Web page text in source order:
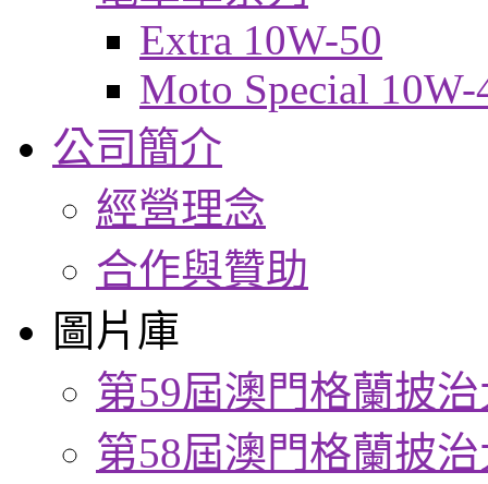
Extra 10W-50
Moto Special 10W-
公司簡介
經營理念
合作與贊助
圖片庫
第59屆澳門格蘭披
第58屆澳門格蘭披